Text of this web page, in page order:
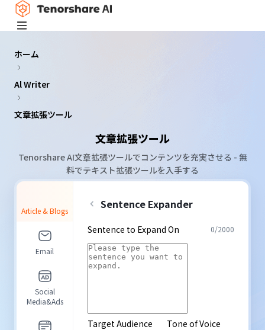
ホーム
Al Writer
文章拡張ツール
文章拡張ツール
Tenorshare AI文章拡張ツールでコンテンツを充実させる - 無
料でテキスト拡張ツールを入手する
Article & Blogs
Email
Social
Media&Ads
Sentence Expander
Sentence to Expand On 0/2000
Target Audience Tone of Voice